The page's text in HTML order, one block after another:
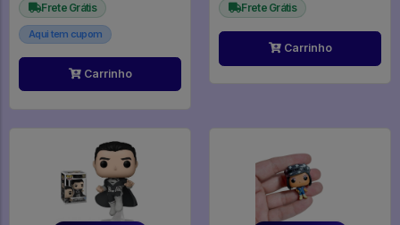
Frete Grátis
Aqui tem cupom
Carrinho
Frete Grátis
Carrinho